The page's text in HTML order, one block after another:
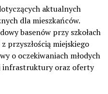
aktualnych
dla mieszkańców.
basenów przy szkołach
przyszłością miejskiego
o oczekiwaniach młodych
infrastruktury oraz oferty